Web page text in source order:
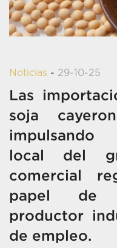
Noticias - 29-10-25
Las
soja
impulsando
local del
comercial
papel de
productor
de empleo.